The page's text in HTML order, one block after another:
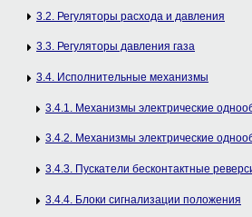
3.2. Регуляторы расхода и давления
3.3. Регуляторы давления газа
3.4. Исполнительные механизмы
3.4.1. Механизмы электрические
3.4.2. Механизмы электрические
3.4.3. Пускатели бесконтактные
3.4.4. Блоки сигнализации положения